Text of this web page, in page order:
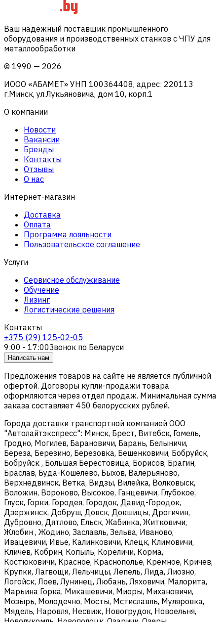
Ваш надежный поставщик промышленного
оборудования и производственных станков с ЧПУ для
металлообработки
© 1990 — 2026
ИООО «АБАМЕТ» УНП 100364408, адрес: 220113
г.Минск, ул.Лукьяновича, дом 10, корп.1
О компании
Новости
Вакансии
Бренды
Контакты
Отзывы
О нас
Интернет-магазин
Доставка
Оплата
Программа лояльности
Пользовательское соглашение
Услуги
Сервисное обслуживание
Обучение
Лизинг
Логистические решения
Контакты
+375 (29) 125-02-05
9:00 - 17:00Звонок по Беларуси
Написать нам
Предложения товаров на сайте не является публичной
офертой. Договоры купли-продажи товара
оформляются через отдел продаж. Минимальная сумма
заказа составляет 450 белорусских рублей.
Города доставки транспортной компанией ООО
"Автолайтэкспресс": Минск, Брест, Витебск, Гомель,
Гродно, Могилев, Барановичи, Барань, Белыничи,
Береза, Березино, Березовка, Бешенковичи, Бобруйск,
Бобруйск , Большая Берестовица, Борисов, Брагин,
Браслав, Буда-Кошелево, Быхов, Валерьяново,
Верхнедвинск, Ветка, Видзы, Вилейка, Волковыск,
Воложин, Вороново, Высокое, Ганцевичи, Глубокое,
Глуск, Горки, Городея, Городок, Давид-Городок,
Дзержинск, Добруш, Довск, Докшицы, Дрогичин,
Дубровно, Дятлово, Ельск, Жабинка, Житковичи,
Жлобин , Жодино, Заславль, Зельва, Иваново,
Ивацевичи, Ивье, Калинковичи, Клецк, Климовичи,
Кличев, Кобрин, Копыль, Кореличи, Корма,
Костюковичи, Красное, Краснополье, Кремное, Кричев,
Крупки, Лагвощи, Лельчицы, Лепель, Лида, Лиозно,
Логойск, Лоев, Лунинец, Любань, Ляховичи, Малорита,
Марьина Горка, Микашевичи, Миоры, Михановичи,
Мозырь, Молодечно, Мосты, Мстиславль, Муляровка,
Мядель, Наровля, Несвиж, Новогрудок, Новоельня,